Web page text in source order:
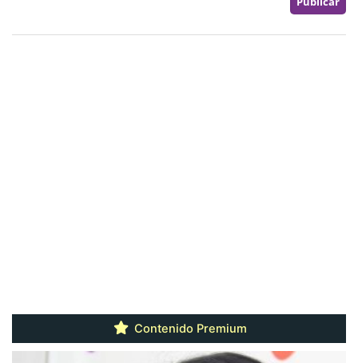
Contenido Premium